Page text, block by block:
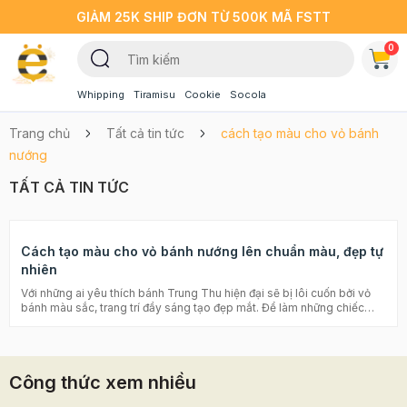
GIẢM 25K SHIP ĐƠN TỪ 500K MÃ FSTT
Whipping Tiramisu Cookie Socola
0
Trang chủ Tất cả tin tức
cách tạo màu cho vỏ bánh
nướng
TẤT CẢ TIN TỨC
Cách tạo màu cho vỏ bánh nướng lên chuẩn màu, đẹp tự
nhiên
Với những ai yêu thích bánh Trung Thu hiện đại sẽ bị lôi cuốn bởi vỏ
bánh màu sắc, trang trí đầy sáng tạo đẹp mắt. Để làm những chiếc
Trung Thu đa sắc Cách làm nhân trung thu thập cẩm cho người ăn
kiêng Các lỗi thường gặp khi làm bánh trung thu và các khắc phục Để
Công thức xem nhiều